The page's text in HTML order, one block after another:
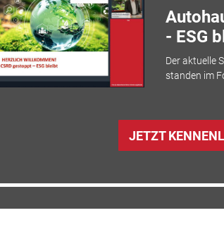
- ESG
Der aktuelle
standen im
JETZT